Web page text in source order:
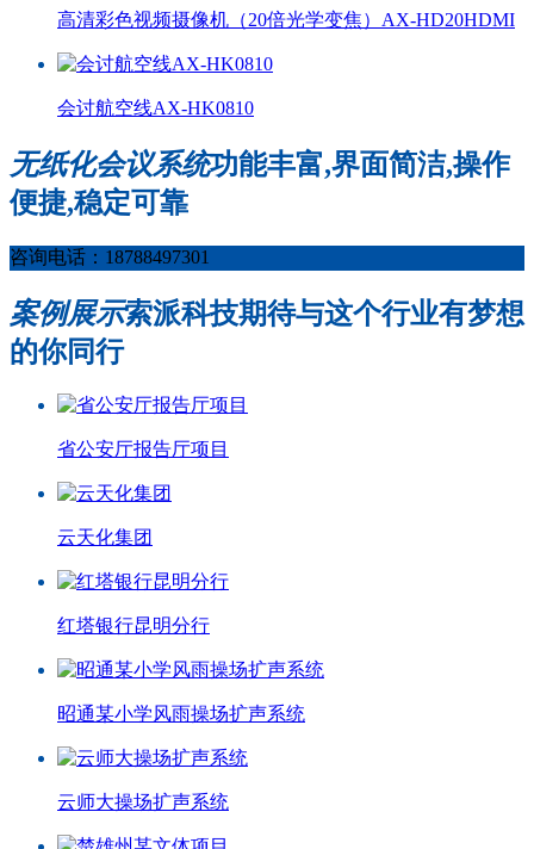
高清彩色视频摄像机（20倍光学变焦）AX-HD20HDMI
会讨航空线AX-HK0810
无纸化会议系统功能丰富,界面简洁,操作
便捷,稳定可靠
咨询电话：18788497301
案例展示索派科技期待与这个行业有梦想
的你同行
省公安厅报告厅项目
云天化集团
红塔银行昆明分行
昭通某小学风雨操场扩声系统
云师大操场扩声系统